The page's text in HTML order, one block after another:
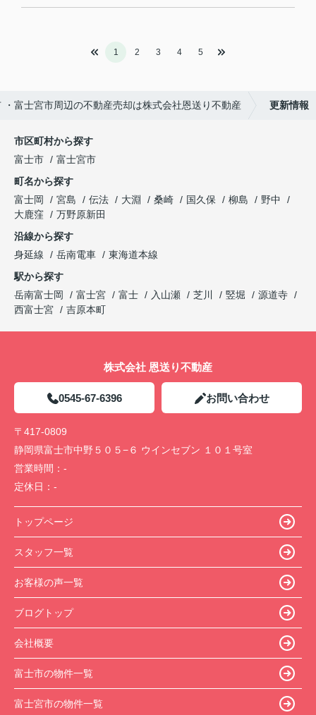
1 2 3 4 5
・富士宮市周辺の不動産売却は株式会社恩送り不動産 更新情報
市区町村から探す
富士市
富士宮市
町名から探す
富士岡
宮島 伝法 大淵 桑崎 国久保 柳島
野中
大鹿窪
万野原新田
沿線から探す
身延線
岳南電車
東海道本線
駅から探す
岳南富士岡
富士宮 富士 入山瀬 芝川 竪堀
源道寺
西富士宮
吉原本町
株式会社 恩送り不動産
0545-67-6396 お問い合わせ
〒417-0809
静岡県富士市中野５０５−６ ウインセブン １０１号室
営業時間： -
定休日： -
トップページ
スタッフ一覧
お客様の声一覧
ブログトップ
会社概要
富士市の物件一覧
富士宮市の物件一覧